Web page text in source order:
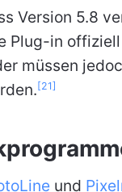
Version 5.8
Plug-in
müssen
[21]
und